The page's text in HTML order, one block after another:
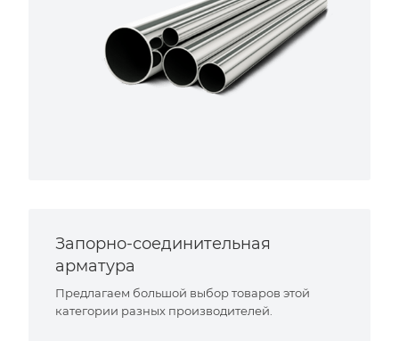
Запорно-соединительная
арматура
Предлагаем большой выбор товаров этой
категории разных производителей.